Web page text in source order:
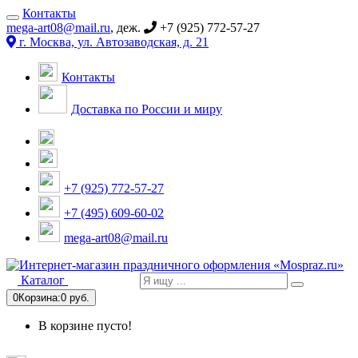
Контакты
mega-art08@mail.ru, деж.
+7 (925) 772-57-27
г. Москва, ул. Автозаводская, д. 21
Контакты
Доставка по России и миру
+7 (925) 772-57-27
+7 (495) 609-60-02
mega-art08@mail.ru
Каталог
0Корзина:0 руб.
В корзине пусто!